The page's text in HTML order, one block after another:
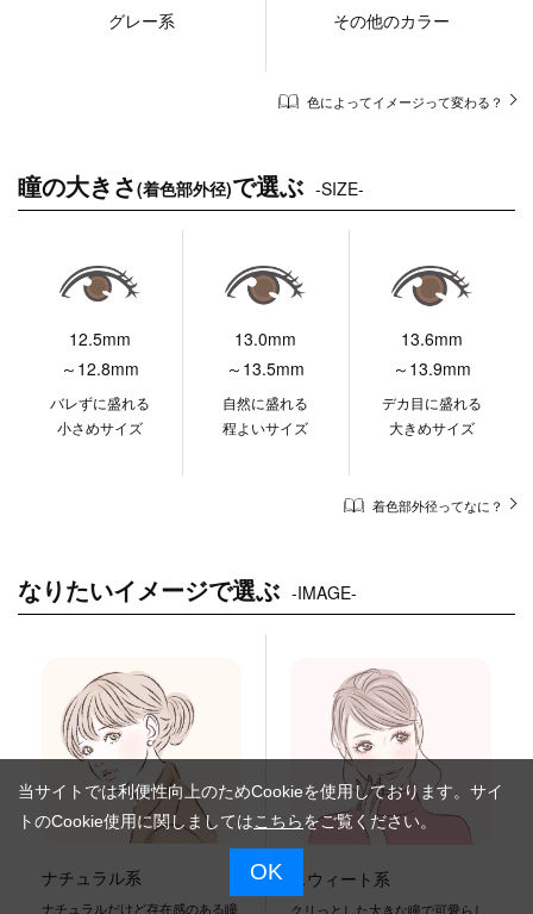
グレー系 その他のカラー
色によってイメージって変わる？
瞳の大きさ(着色部外径)で選ぶ -SIZE-
12.5mm
～12.8mm
バレずに盛れる
小さめサイズ
13.0mm
～13.5mm
自然に盛れる
程よいサイズ
13.6mm
～13.9mm
デカ目に盛れる
大きめサイズ
着色部外径ってなに？
なりたいイメージで選ぶ -IMAGE-
ナチュラル系
ナチュラルだけど存在感のある瞳
スウィート系
クリっとした大きな瞳で可愛らし
当サイトでは利便性向上のためCookieを使用しております。サイ
トのCookie使用に関しましてはこちらをご覧ください。
OK